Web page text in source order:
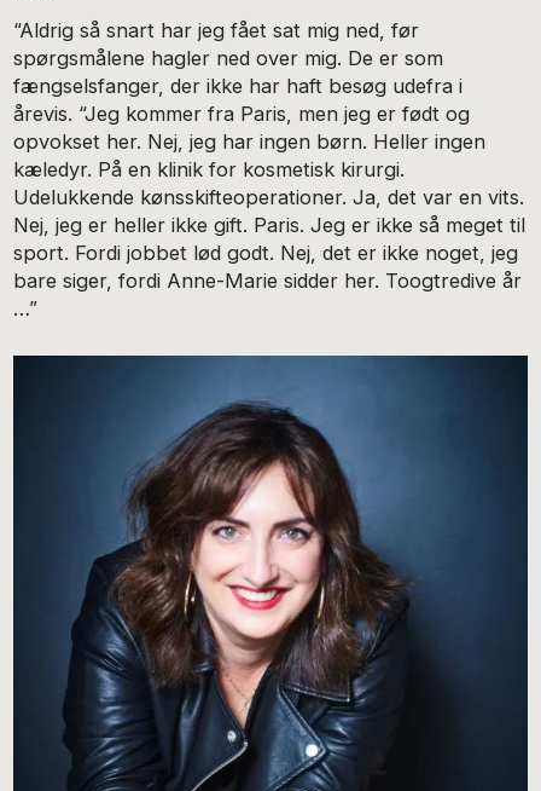
“Aldrig så snart har jeg fået sat mig ned, før
spørgsmålene hagler ned over mig. De er som
fængselsfanger, der ikke har haft besøg udefra i
årevis. “Jeg kommer fra Paris, men jeg er født og
opvokset her. Nej, jeg har ingen børn. Heller ingen
kæledyr. På en klinik for kosmetisk kirurgi.
Udelukkende kønsskifteoperationer. Ja, det var en vits.
Nej, jeg er heller ikke gift. Paris. Jeg er ikke så meget til
sport. Fordi jobbet lød godt. Nej, det er ikke noget, jeg
bare siger, fordi Anne-Marie sidder her. Toogtredive år
…”